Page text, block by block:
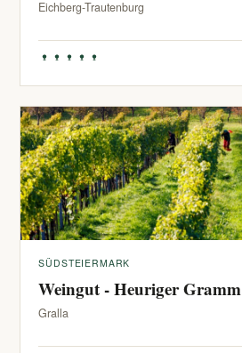
Eichberg-Trautenburg
SÜDSTEIERMARK
Weingut - Heuriger Gramm
Gralla